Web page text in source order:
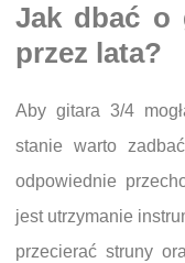
Jak dbać o
przez lata?
Aby gitara 3/4
stanie warto
odpowiednie
jest utrzymanie
przecierać struny